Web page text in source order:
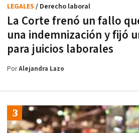
La Corte frenó un fallo
una indemnización y fijó
para juicios laborales
LEGALES / Derecho laboral
PorAlejandra Lazo